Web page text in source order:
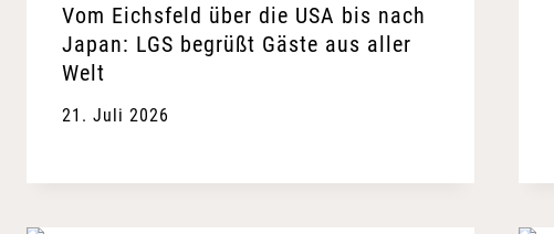
Vom Eichsfeld über die USA bis nach
Japan: LGS begrüßt Gäste aus aller
Welt
21. Juli 2026